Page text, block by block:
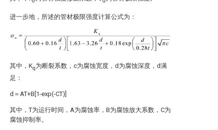
进一步地，所述的管材极限强度计算公式为：
其中，Kq为断裂系数，c为腐蚀宽度，d为腐蚀深度，d满
足：
d＝AT+B[1-exp(-CT)]
其中，T为运行时间，A为腐蚀率，B为腐蚀放大系数，C为
腐蚀抑制率。